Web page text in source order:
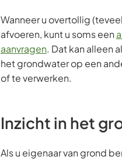
Wanneer u overtollig
afvoeren, kunt u soms een
aanvragen. Dat kan alleen
het grondwater op een
of te verwerken.
Inzicht in het
Als u eigenaar van grond